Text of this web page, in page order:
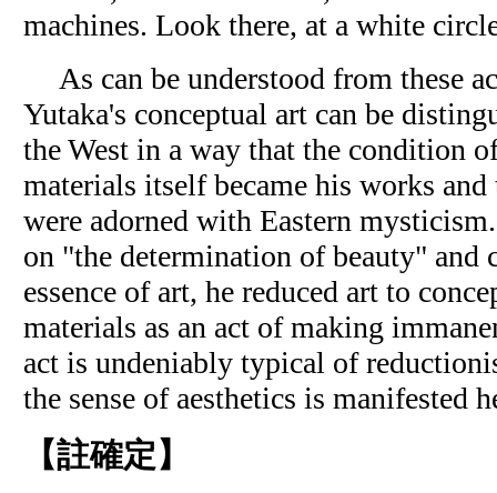
machines. Look there, at a white
As can be understood from these
Yutaka's conceptual art can be
the West in a way that the condition
materials itself became his works
were adorned with Eastern
on "the determination of beauty" and
essence of art, he reduced art to
materials as an act of making
act is undeniably typical of
the sense of aesthetics is manifested
【註確定】